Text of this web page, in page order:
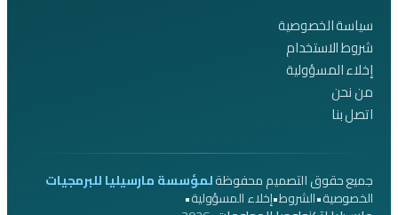
سياسة الخصوصية
شروط الاستخدام
إخلاء المسؤولية
من نحن
اتصل بنا
جميع حقوق التصميم محفوظةلمؤسسة مارسيليا للبرمجيات
الخصوصية•الشروط•إخلاء المسؤولية•